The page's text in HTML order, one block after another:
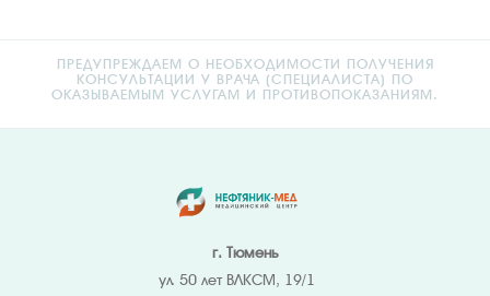
ПРЕДУПРЕЖДАЕМ О НЕОБХОДИМОСТИ ПОЛУЧЕНИЯ
КОНСУЛЬТАЦИИ У ВРАЧА (СПЕЦИАЛИСТА) ПО
ОКАЗЫВАЕМЫМ УСЛУГАМ И ПРОТИВОПОКАЗАНИЯМ.
г. Тюмень
ул. 50 лет ВЛКСМ, 19/1